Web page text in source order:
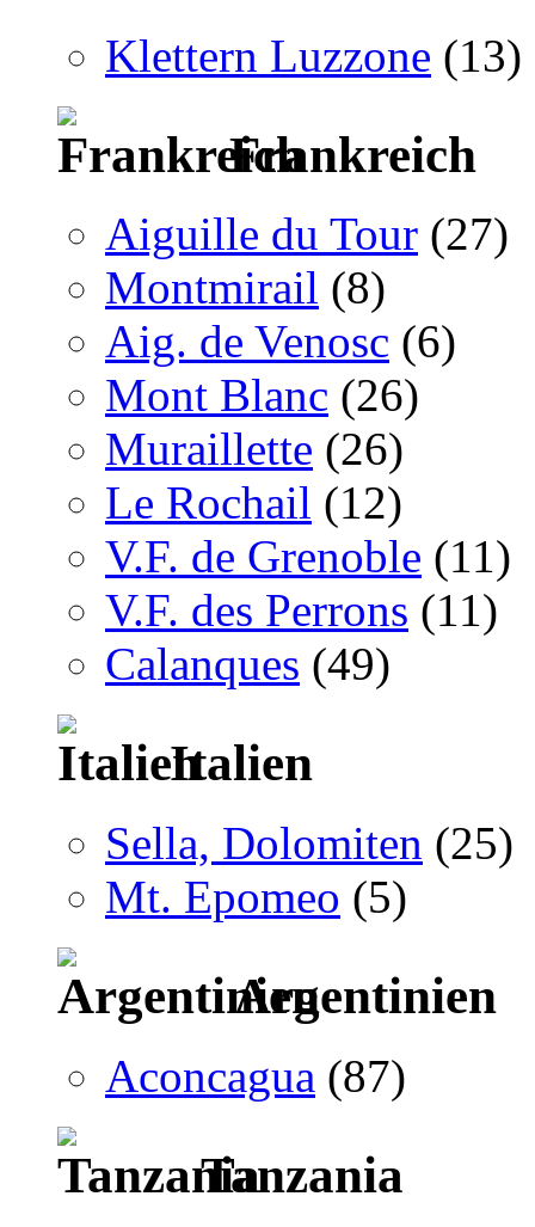
Klettern Luzzone (13)
Frankreich
Aiguille du Tour (27)
Montmirail (8)
Aig. de Venosc (6)
Mont Blanc (26)
Muraillette (26)
Le Rochail (12)
V.F. de Grenoble (11)
V.F. des Perrons (11)
Calanques (49)
Italien
Sella, Dolomiten (25)
Mt. Epomeo (5)
Argentinien
Aconcagua (87)
Tanzania